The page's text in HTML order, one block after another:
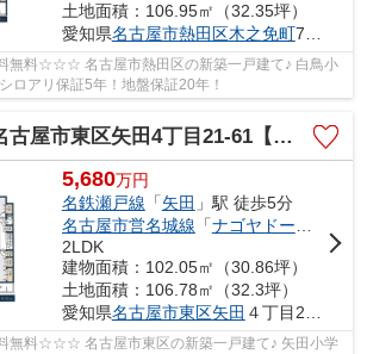
土地面積：106.95㎡（32.35坪）
愛知県名古屋市熱田区木之免町710
料☆☆☆ 名古屋市熱田区の新築一戸建て♪ 白鳥小
ロアリ保証5年！地盤保証20年！
屋市東区矢田4丁目21-61【仲介手数料無料】新築一戸建て 1号棟
5,680万円
名鉄瀬戸線 「矢田 」駅 徒歩5分
名古屋市営名城線 「ナゴヤドーム前矢田
2LDK
建物面積：102.05㎡（30.86坪）
土地面積：106.78㎡（32.3坪）
愛知県名古屋市東区矢田 ４丁目21-61
料☆☆☆ 名古屋市東区の新築一戸建て♪ 矢田小学